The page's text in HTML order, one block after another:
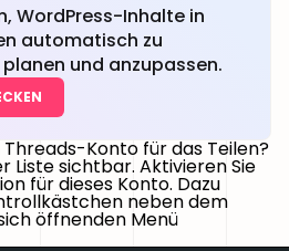
WordPress-Inhalte in
automatisch zu
und anzupassen.
Konto für das Teilen?
Liste sichtbar. Aktivieren Sie
für dieses Konto. Dazu
neben dem
öffnenden Menü